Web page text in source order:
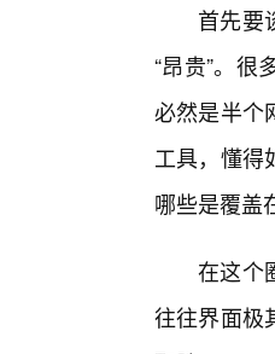
首先要
“昂贵”。很
必然是半个
工具，懂得
哪些是覆盖
在这个
往往界面极